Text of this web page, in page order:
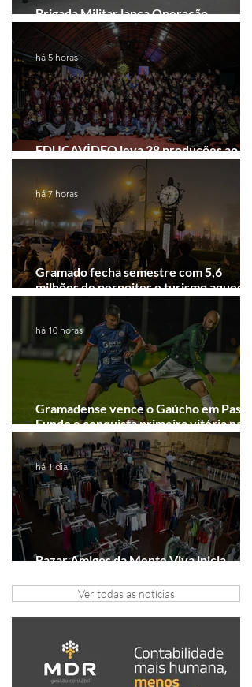
Brigada Militar lança Operação
Convergência na Região das Hortênsias
EDUCAVÍDEO leva 38 produções ao
Festival de Cinema de Gramado
há 5 horas
Gramado fecha semestre com 5,6
milhões de pernoites e turismo
Junho desponta!
há 7 horas
Gramadense vence o Gaúcho em Passo
Fundo e conquista primeira vitória na
Série A2
há 10 horas
Bazar Amigos da Mente Viva inicia
há 1 dia
Ver todas as notícias